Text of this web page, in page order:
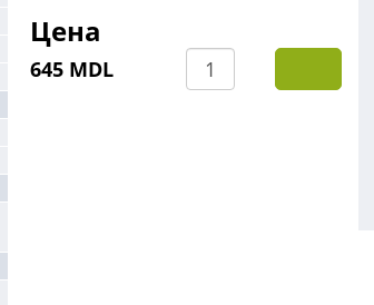
Цена
645 MDL